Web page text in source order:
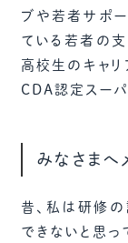
ブや若者サポー
ている若者の
高校生のキャリ
CDA認定スーパ
みなさまへ
昔、私は研修の
できないと思っ